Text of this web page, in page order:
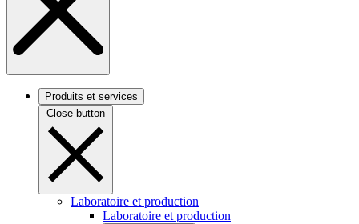
Produits et services
Close button
Laboratoire et production
Laboratoire et production